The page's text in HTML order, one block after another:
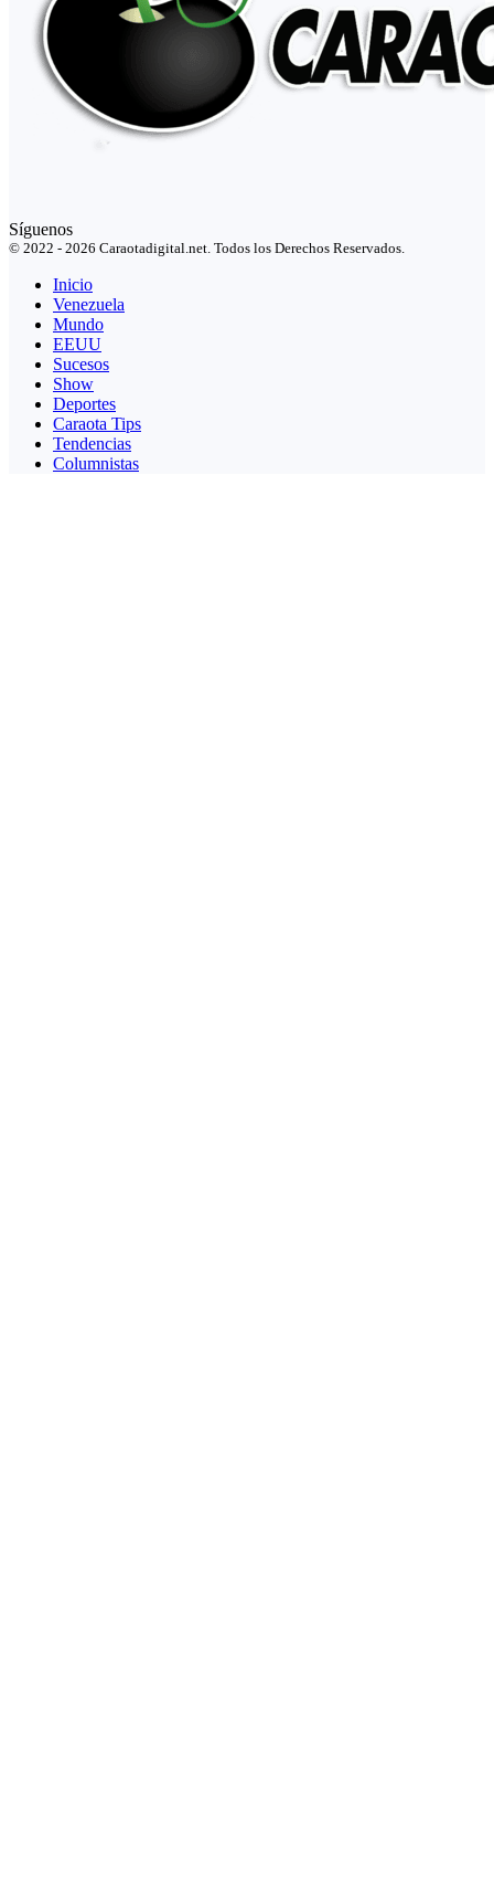
Síguenos
© 2022 - 2026 Caraotadigital.net. Todos los Derechos Reservados.
Inicio
Venezuela
Mundo
EEUU
Sucesos
Show
Deportes
Caraota Tips
Tendencias
Columnistas